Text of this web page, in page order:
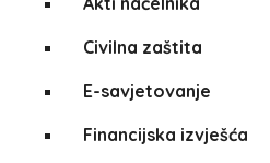
Civilna zaštita
E-savjetovanje
Financijska izvješća